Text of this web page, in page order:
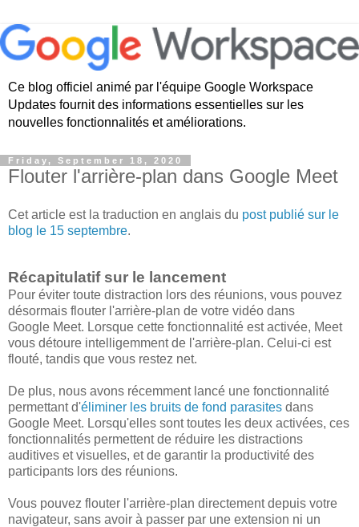
Ce blog officiel animé par l'équipe Google Workspace
Updates fournit des informations essentielles sur les
nouvelles fonctionnalités et améliorations.
Friday, September 18, 2020
Flouter l'arrière-plan dans Google Meet
Cet article est la traduction en anglais du post publié sur le
blog le 15 septembre.
Récapitulatif sur le lancement
Pour éviter toute distraction lors des réunions, vous pouvez
désormais flouter l'arrière-plan de votre vidéo dans
Google Meet. Lorsque cette fonctionnalité est activée, Meet
vous détoure intelligemment de l'arrière-plan. Celui-ci est
flouté, tandis que vous restez net.
De plus, nous avons récemment lancé une fonctionnalité
permettant d'éliminer les bruits de fond parasites dans
Google Meet. Lorsqu'elles sont toutes les deux activées, ces
fonctionnalités permettent de réduire les distractions
auditives et visuelles, et de garantir la productivité des
participants lors des réunions.
Vous pouvez flouter l'arrière-plan directement depuis votre
navigateur, sans avoir à passer par une extension ni un